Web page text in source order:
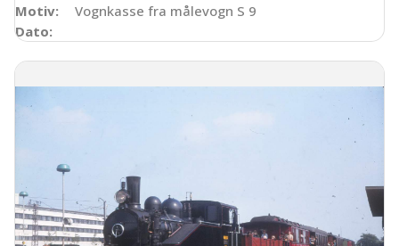
Motiv:
Vognkasse fra målevogn S 9
Dato: